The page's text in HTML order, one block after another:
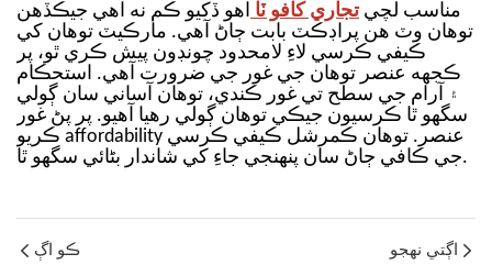
مناسب لچيتجاري کافو ٽا اهو ڏکيو ڪم نه آهي جيڪڏهن
توهان وٽ هن پراڊڪٽ بابت ڄاڻ آهي. مارڪيٽ توهان کي
ڪيفي ڪرسي لاءِ لامحدود چونڊون پيش ڪري ٿو، پر
ڪجهه عنصر توهان جي غور جي ضرورت آهي. استحڪام
۽ آرام جي سطح تي غور ڪندي، توهان آساني سان ڳولي
سگهو ٿا ڪرسيون جيڪي توهان ڳولي رهيا آهيو. پر پڻ غور
ڪريو affordability عنصر. توهان ڪمرشل ڪيفي ڪرسي
جي ڪافي ڄاڻ سان پنهنجي جاءِ کي شاندار بڻائي سگهو ٿا.
ڪو اڳ اڳتي نهجو